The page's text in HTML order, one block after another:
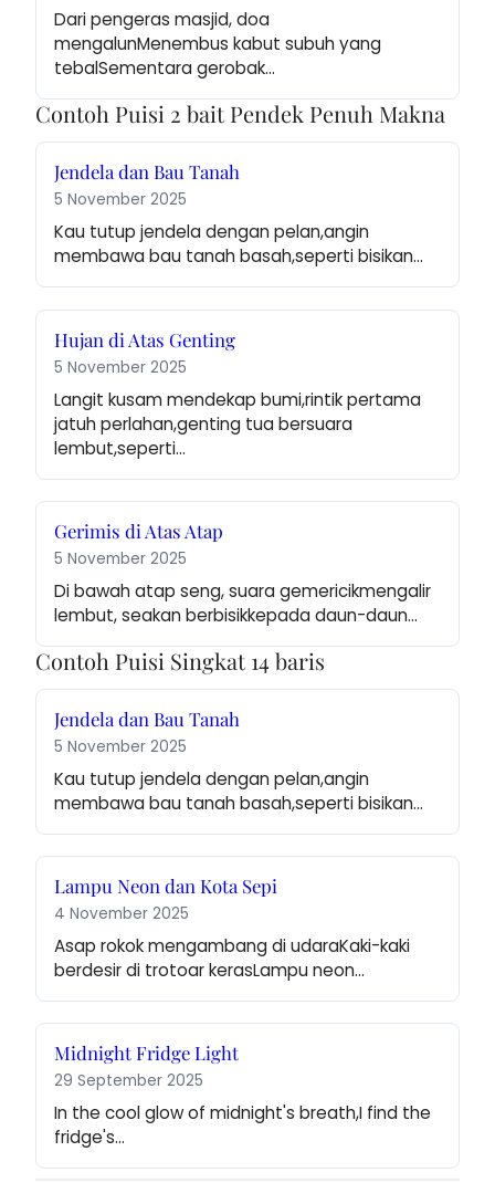
Dari pengeras masjid, doa
mengalunMenembus kabut subuh yang
tebalSementara gerobak…
Contoh Puisi 2 bait Pendek Penuh Makna
Jendela dan Bau Tanah
5 November 2025
Kau tutup jendela dengan pelan,angin
membawa bau tanah basah,seperti bisikan…
Hujan di Atas Genting
5 November 2025
Langit kusam mendekap bumi,rintik pertama
jatuh perlahan,genting tua bersuara
lembut,seperti…
Gerimis di Atas Atap
5 November 2025
Di bawah atap seng, suara gemericikmengalir
lembut, seakan berbisikkepada daun-daun…
Contoh Puisi Singkat 14 baris
Jendela dan Bau Tanah
5 November 2025
Kau tutup jendela dengan pelan,angin
membawa bau tanah basah,seperti bisikan…
Lampu Neon dan Kota Sepi
4 November 2025
Asap rokok mengambang di udaraKaki-kaki
berdesir di trotoar kerasLampu neon…
Midnight Fridge Light
29 September 2025
In the cool glow of midnight's breath,I find the
fridge's…